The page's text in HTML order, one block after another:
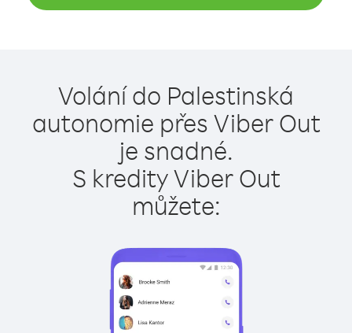
Volání do Palestinská
autonomie přes Viber Out
je snadné.
S kredity Viber Out
můžete: